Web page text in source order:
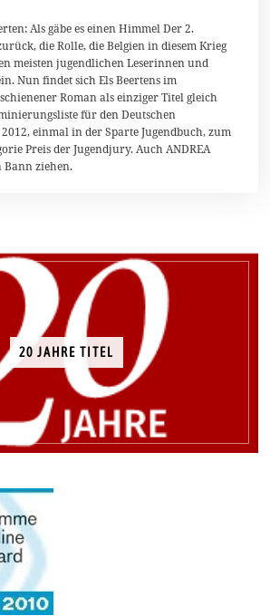
Als gäbe es einen Himmel Der 2.
die Rolle, die Belgien in diesem Krieg
meisten jugendlichen Leserinnen und
Nun findet sich Els Beertens im
Roman als einziger Titel gleich
für den Deutschen
einmal in der Sparte Jugendbuch, zum
Preis der Jugendjury. Auch ANDREA
Bann ziehen.
20 JAHRE TITEL